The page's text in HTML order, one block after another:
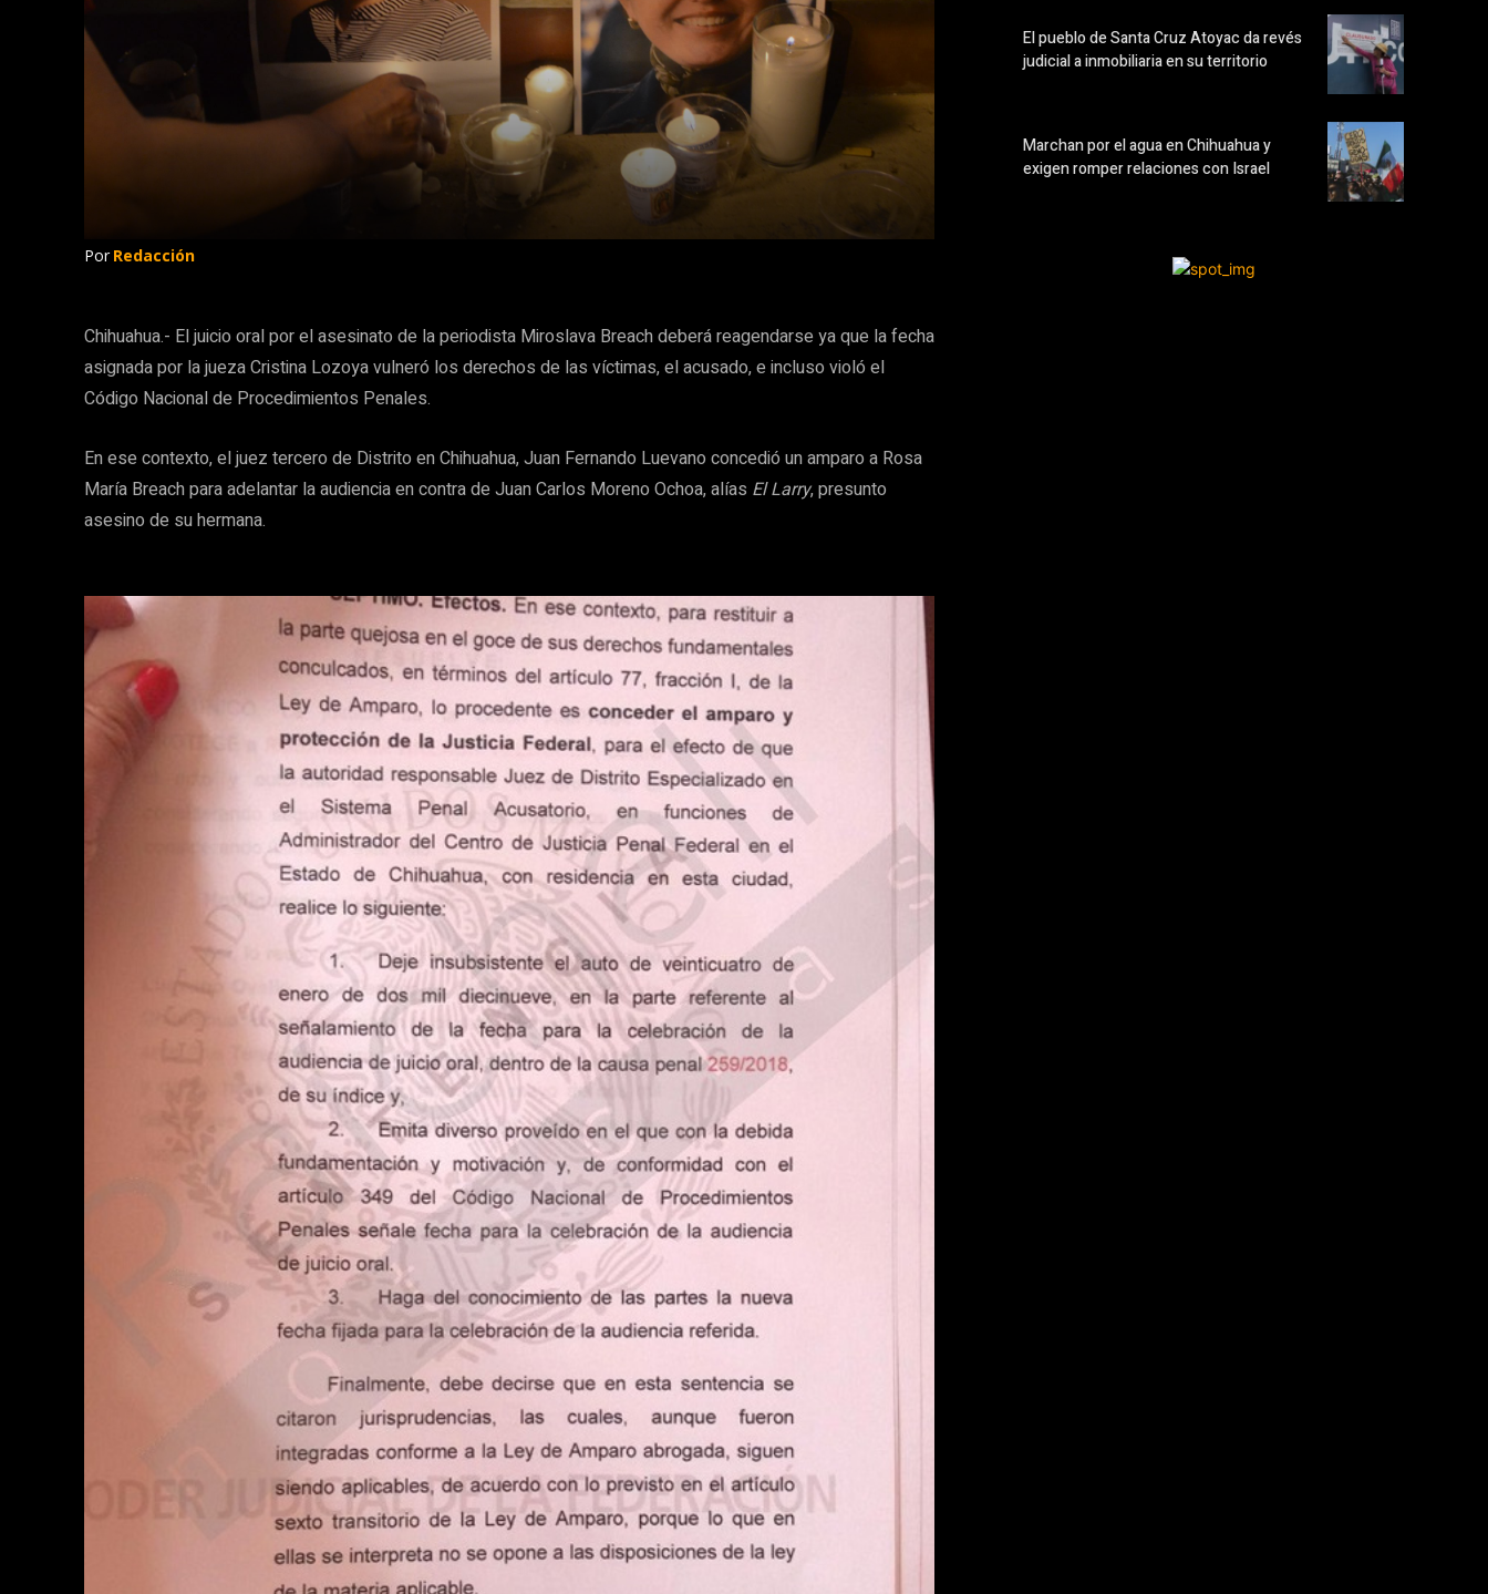
Por Redacción
Chihuahua.- El juicio oral por el asesinato de la periodista Miroslava Breach deberá reagendarse ya que la fecha
asignada por la jueza Cristina Lozoya vulneró los derechos de las víctimas, el acusado, e incluso violó el
Código Nacional de Procedimientos Penales.
En ese contexto, el juez tercero de Distrito en Chihuahua, Juan Fernando Luevano concedió un amparo a Rosa
María Breach para adelantar la audiencia en contra de Juan Carlos Moreno Ochoa, alías El Larry, presunto
asesino de su hermana.
El pueblo de Santa Cruz Atoyac da revés
judicial a inmobiliaria en su territorio
Marchan por el agua en Chihuahua y
exigen romper relaciones con Israel